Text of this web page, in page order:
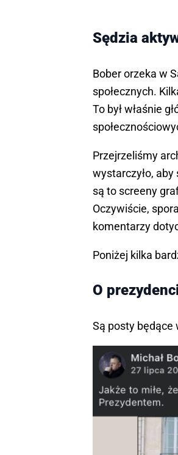
Sędzia
Bober orzeka w
społecznych.
To był właśnie
Przejrzeliśmy
wystarczyło,
są to screeny
Oczywiście,
komentarzy
Poniżej kilka
O
Są posty będące